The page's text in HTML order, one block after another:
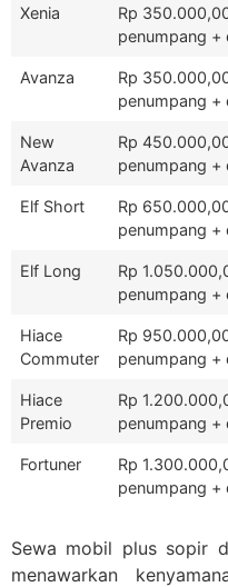
Xenia
Rp
penumpang +
Avanza
Rp
penumpang +
New
Avanza
Rp
penumpang +
Elf Short
Rp
penumpang +
Elf Long
Rp
penumpang +
Hiace
Commuter
Rp
penumpang +
Hiace
Premio
Rp
penumpang +
Fortuner
Rp
penumpang +
Sewa mobil plus sopir
menawarkan